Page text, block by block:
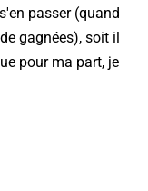
passer (quand
gagnées), soit il
pour ma part, je